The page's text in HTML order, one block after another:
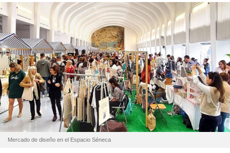
Mercado de diseño en el Espacio Séneca